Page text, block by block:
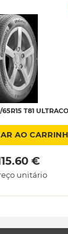
T81
AO
€
unitário